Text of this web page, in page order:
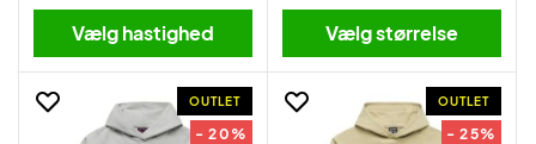
Vælg hastighed Vælg størrelse
OUTLET
- 20%
OUTLET
- 25%